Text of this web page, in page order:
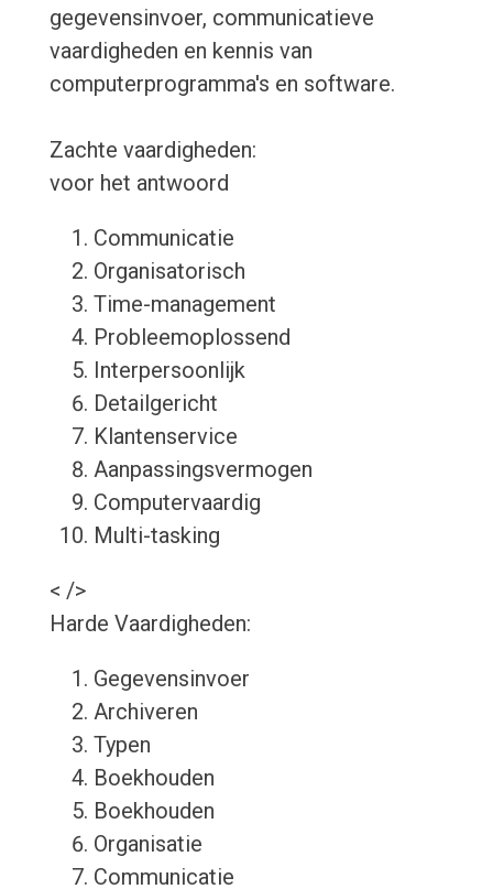
gegevensinvoer, communicatieve
vaardigheden en kennis van
computerprogramma's en software.
Zachte vaardigheden:
voor het antwoord
Communicatie
Organisatorisch
Time-management
Probleemoplossend
Interpersoonlijk
Detailgericht
Klantenservice
Aanpassingsvermogen
Computervaardig
Multi-tasking
< />
Harde Vaardigheden:
Gegevensinvoer
Archiveren
Typen
Boekhouden
Boekhouden
Organisatie
Communicatie